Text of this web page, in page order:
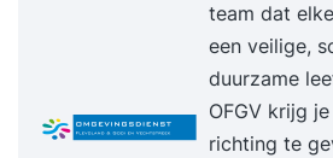
team dat
een veilige,
duurzame
OFGV krijg
richting te